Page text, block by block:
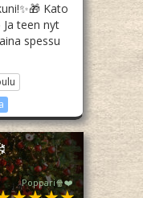
Kato
teen nyt
spessu
Poppari🍿❤️